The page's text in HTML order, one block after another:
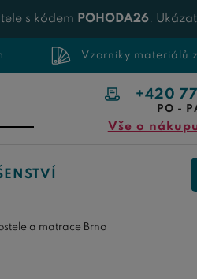
s kódem POHODA26.
Vzorníky materiálů
+420
PO -
Vše o
a matrace Brno